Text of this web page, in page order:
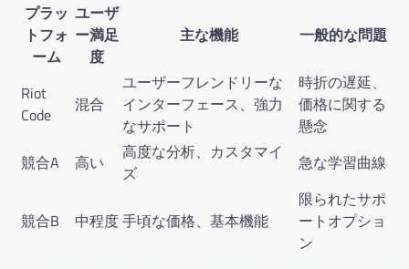
プラッ
トフォ
ーム
ユーザ
ー満足
度
主な機能 一般的な問題
Riot
Code
混合
ユーザーフレンドリーな
インターフェース、強力
なサポート
時折の遅延、
価格に関する
懸念
競合A
高い
高度な分析、カスタマイ
ズ
急な学習曲線
競合B 中程度手頃な価格、基本機能
限られたサポ
ートオプショ
ン